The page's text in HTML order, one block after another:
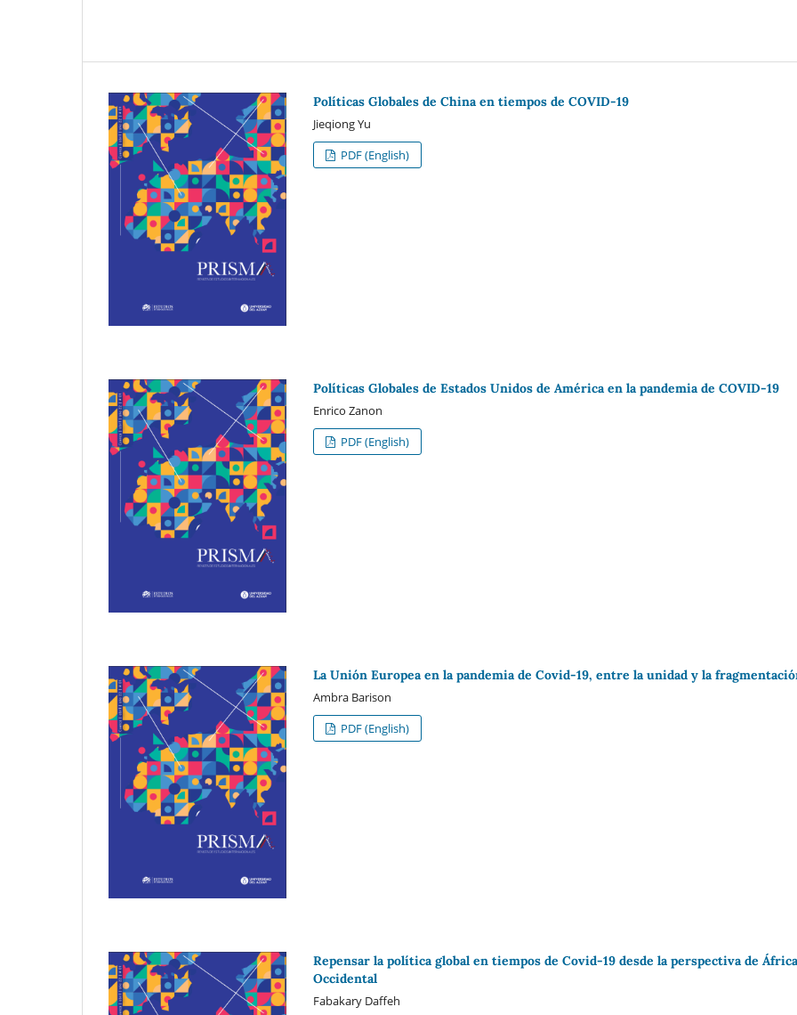
Políticas Globales de China en tiempos de COVID-19
Jieqiong Yu
PDF (English)
Políticas Globales de Estados Unidos de América en la pandemia de COVID-19
Enrico Zanon
PDF (English)
La Unión Europea en la pandemia de Covid-19, entre la unidad y la
Ambra Barison
PDF (English)
Repensar la política global en tiempos de Covid-19 desde la perspectiva de África
Occidental
Fabakary Daffeh